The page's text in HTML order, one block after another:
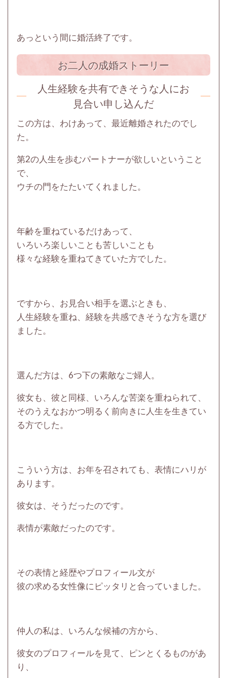
あっという間に婚活終了です。
お二人の成婚ストーリー
人生経験を共有できそうな人にお
見合い申し込んだ
この方は、わけあって、最近離婚されたのでし
た。
第2の人生を歩むパートナーが欲しいということ
で、
ウチの門をたたいてくれました。
年齢を重ねているだけあって、
いろいろ楽しいことも苦しいことも
様々な経験を重ねてきていた方でした。
ですから、お見合い相手を選ぶときも、
人生経験を重ね、経験を共感できそうな方を選び
ました。
選んだ方は、6つ下の素敵なご婦人。
彼女も、彼と同様、いろんな苦楽を重ねられて、
そのうえなおかつ明るく前向きに人生を生きてい
る方でした。
こういう方は、お年を召されても、 表情にハリが
あります。
彼女は、そうだったのです。
表情が素敵だったのです。
その表情と経歴やプロフィール文が
彼の求める女性像にピッタリと合っていました。
仲人の私は、いろんな候補の方から、
彼女のプロフィールを見て、ピンとくるものがあ
り、